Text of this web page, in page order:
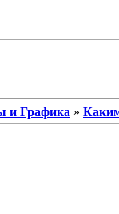
и Графика »